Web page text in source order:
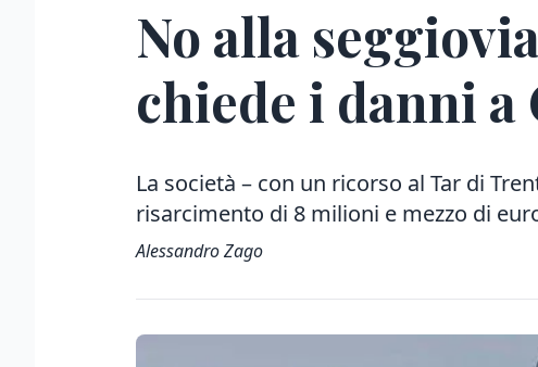
No alla
chiede i danni
La società – con un ricorso al Tar di
risarcimento di 8 milioni e mezzo di
Alessandro Zago